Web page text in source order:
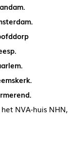
NVA-huis NHN,